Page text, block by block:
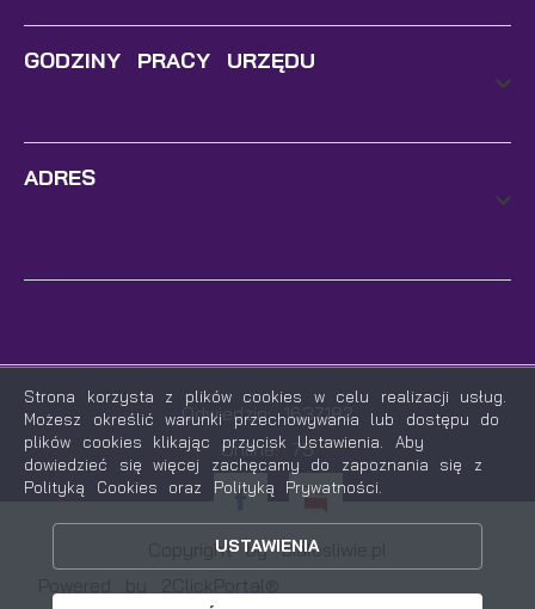
GODZINY PRACY URZĘDU
ADRES
Odwiedzin: 1637182
Online: 75
Copyright by bialosliwie.pl
Strona korzysta z plików cookies w celu realizacji usług.
Możesz określić warunki przechowywania lub dostępu do
plików cookies klikając przycisk Ustawienia. Aby
dowiedzieć się więcej zachęcamy do zapoznania się z
Polityką Cookies oraz Polityką Prywatności.
USTAWIENIA
ZAPISZ WYBRANE